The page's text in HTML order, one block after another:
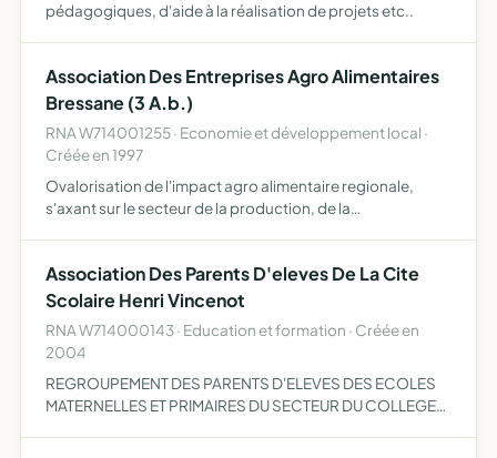
pédagogiques, d'aide à la réalisation de projets etc..
Association Des Entreprises Agro Alimentaires
Bressane (3 A.b.)
RNA W714001255 · Economie et développement local ·
Créée en 1997
Ovalorisation de l'impact agro alimentaire regionale,
s'axant sur le secteur de la production, de la
Association Des Parents D'eleves De La Cite
Scolaire Henri Vincenot
RNA W714000143 · Education et formation · Créée en
2004
REGROUPEMENT DES PARENTS D'ELEVES DES ECOLES
MATERNELLES ET PRIMAIRES DU SECTEUR DU COLLEGE